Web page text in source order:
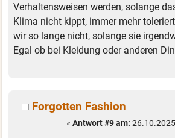
Verhaltensweisen werden, solange
Klima nicht kippt, immer mehr
wir so lange nicht, solange sie
Egal ob bei Kleidung oder anderen
Forgotten Fashion
« Antwort #9 am: